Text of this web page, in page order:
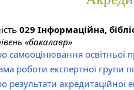
029 Інформаційна,
«бакалавр»
самооцінювання освітньої
роботи експертної групи
результати акредитаційної